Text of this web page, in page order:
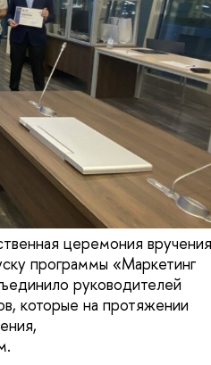
церемония вручения
программы «Маркетинг
руководителей
которые на протяжении